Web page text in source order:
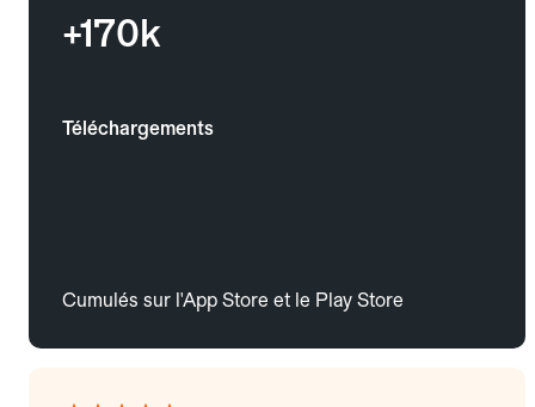
+170k
Téléchargements
Cumulés sur l'App Store et le Play Store